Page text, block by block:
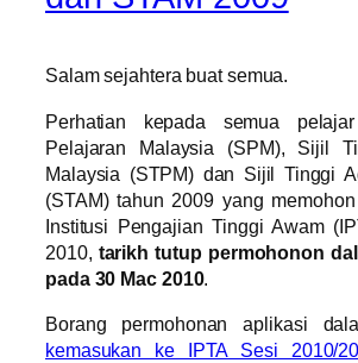
Salam sejahtera buat semua.
Perhatian kepada semua
Pelajaran Malaysia (SPM), Sijil
Malaysia (STPM) dan Sijil Tinggi
(STAM) tahun 2009 yang
Institusi Pengajian Tinggi Awam
2010, tarikh tutup permohonon
pada 30 Mac 2010.
Borang permohonan aplikasi
kemasukan ke IPTA Sesi 2010/